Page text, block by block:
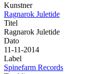
Kunstner
Ragnarok Juletide
Titel
Ragnarok Juletide
Dato
11-11-2014
Label
Spinefarm Records